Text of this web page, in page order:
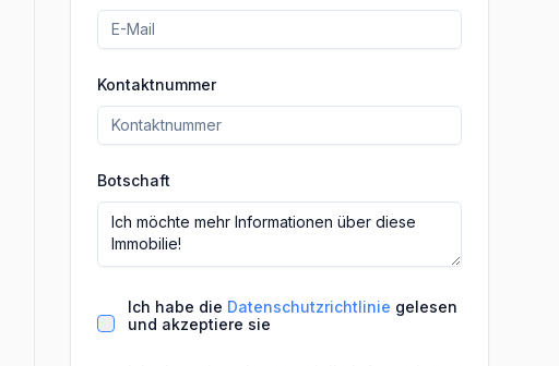
Kontaktnummer
Botschaft
Ich habe die Datenschutzrichtlinie gelesen
und akzeptiere sie